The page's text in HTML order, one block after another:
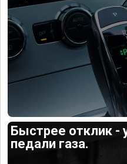
Быстрее отклик -
педали газа.